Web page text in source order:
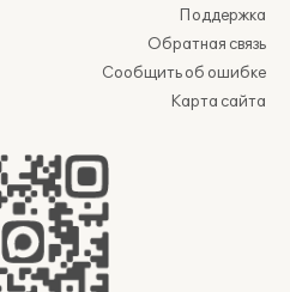
Поддержка
Обратная связь
Сообщить об ошибке
Карта сайта